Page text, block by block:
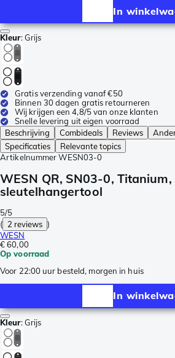
In
Kleur:Grijs
Gratis verzending vanaf €50
Binnen 30 dagen gratis retourneren
Wij krijgen een 4,8/5 van onze klanten
Snelle levering uit eigen voorraad
Beschrijving
Combideals Reviews
Specificaties
Relevante topics
Artikelnummer WESN03-0
WESN QR, SN03-0, Titanium,
sleutelhangertool
5/5
( 2 reviews )
WESN
€ 60,00
Op voorraad
Voor 22:00 uur besteld, morgen in huis
In
Kleur:Grijs